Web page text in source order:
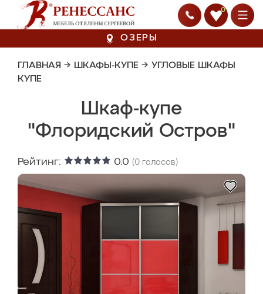
0
ОЗЕРЫ
ГЛАВНАЯ → ШКАФЫ-КУПЕ → УГЛОВЫЕ ШКАФЫ
КУПЕ
Шкаф-купе
"Флоридский Остров"
Рейтинг: 0.0 (0 голосов)